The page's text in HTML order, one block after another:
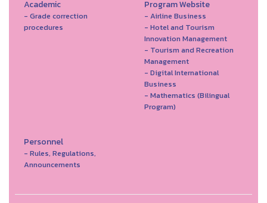
Academic
- Grade correction
procedures
Program Website
- Airline Business
- Hotel and Tourism
Innovation Management
- Tourism and Recreation
Management
- Digital International
Business
- Mathematics (Bilingual
Program)
Personnel
- Rules, Regulations,
Announcements